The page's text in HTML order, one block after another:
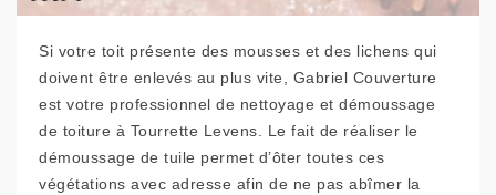
Si votre toit présente des mousses et des lichens qui
doivent être enlevés au plus vite, Gabriel Couverture
est votre professionnel de nettoyage et démoussage
de toiture à Tourrette Levens. Le fait de réaliser le
démoussage de tuile permet d’ôter toutes ces
végétations avec adresse afin de ne pas abîmer la